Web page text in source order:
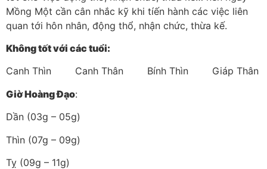
Mồng Một cần cân nhắc kỹ khi tíến hành các việc liên
quan tới hôn nhân, động thổ, nhận chức, thừa kế.
Không tốt với các tuổi:
Canh Thìn Canh Thân Bính Thìn Giáp Thân
Giờ Hoàng Đạo:
Dần (03g – 05g)
Thìn (07g – 09g)
Tỵ (09g – 11g)